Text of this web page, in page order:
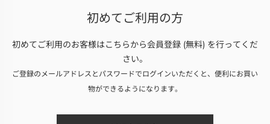
初めてご利用の方
初めてご利用のお客様はこちらから会員登録 (無料) を行ってくだ
さい。
ご登録のメールアドレスとパスワードでログインいただくと、便利にお買い
物ができるようになります。